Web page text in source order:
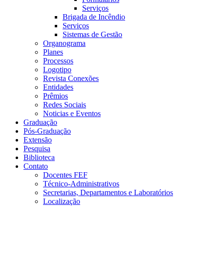
Serviços
Brigada de Incêndio
Serviços
Sistemas de Gestão
Organograma
Planes
Processos
Logotipo
Revista Conexões
Entidades
Prêmios
Redes Sociais
Noticias e Eventos
Graduação
Pós-Graduação
Extensão
Pesquisa
Biblioteca
Contato
Docentes FEF
Técnico-Administrativos
Secretarias, Departamentos e Laboratórios
Localização